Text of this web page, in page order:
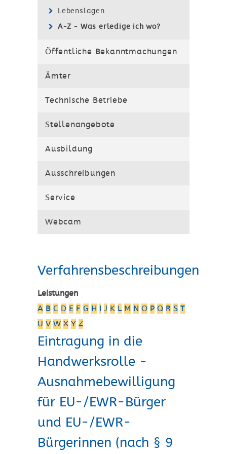
Lebenslagen
A-Z - Was erledige ich wo?
Öffentliche Bekanntmachungen
Ämter
Technische Betriebe
Stellenangebote
Ausbildung
Ausschreibungen
Service
Webcam
Verfahrensbeschreibungen
Leistungen
A B C D E F G H I J K L M N O P Q R S T
U V W X Y Z
Eintragung in die
Handwerksrolle -
Ausnahmebewilligung
für EU-/EWR-Bürger
und EU-/EWR-
Bürgerinnen (nach § 9